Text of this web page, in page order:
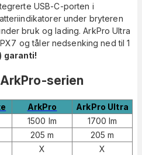
USB-C-porten i
under bryteren
bruk og lading. ArkPro Ultra
og tåler nedsenking ned til 1
garanti!
serien
ArkPro
ArkPro Ultra
1500 lm
1700 lm
205 m
205 m
X
X